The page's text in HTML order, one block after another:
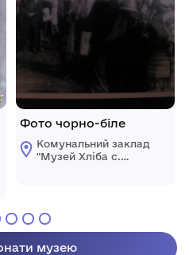
Фото чорно-біле
Комунальний заклад
"Музей Хліба с.
музею